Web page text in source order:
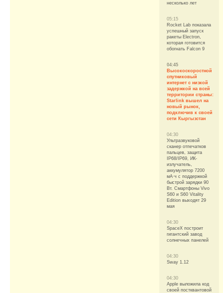
несколько лет
05:15
Rocket Lab показала
успешный запуск
ракеты Electron,
которая готовится
обогнать Falcon 9
04:45
Высокоскоростной
спутниковый
интернет с низкой
задержкой на всей
территории страны:
Starlink вышел на
новый рынок,
подключив к своей
сети Кыргызстан
04:30
Ультразвуковой
сканер отпечатков
пальцев, защита
IP68/IP69, ИК-
излучатель,
аккумулятор 7200
мА·ч с поддержкой
быстрой зарядки 90
Вт. Смартфоны Vivo
S60 и S60 Vitality
Edition выходят 29
мая
04:30
SpaceX построит
гигантский завод
солнечных панелей
04:30
Sway 1.12
04:30
Apple выложила код
своей постквантовой